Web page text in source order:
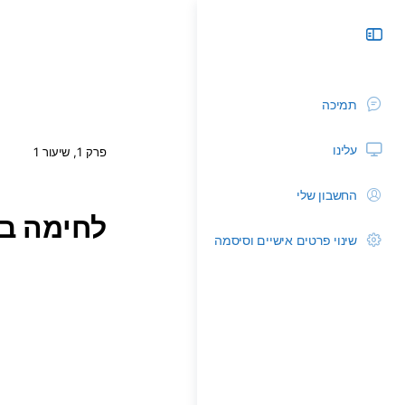
תמיכה
עלינו
החשבון שלי
שינוי פרטים אישיים וסיסמה
פרק 1, שיעור 1
לחימה